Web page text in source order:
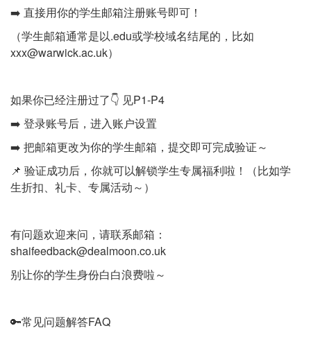
➡️ 直接用你的学生邮箱注册账号即可！
（学生邮箱通常是以.edu或学校域名结尾的，比如
xxx@warwick.ac.uk）
如果你已经注册过了👇 见P1-P4
➡️ 登录账号后，进入账户设置
➡️ 把邮箱更改为你的学生邮箱，提交即可完成验证～
📌 验证成功后，你就可以解锁学生专属福利啦！（比如学
生折扣、礼卡、专属活动～）
有问题欢迎来问，请联系邮箱：
shaifeedback@dealmoon.co.uk
别让你的学生身份白白浪费啦～
🔑常见问题解答FAQ